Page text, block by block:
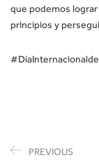
que podemos
principios y
PREVIOUS